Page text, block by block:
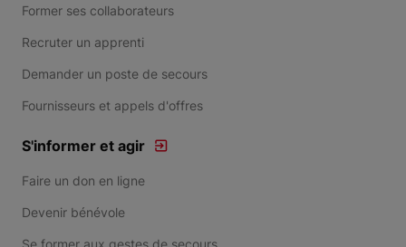
Former ses collaborateurs
Recruter un apprenti
Demander un poste de secours
Fournisseurs et appels d'offres
S'informer et agir
Faire un don en ligne
Devenir bénévole
Se former aux gestes de secours